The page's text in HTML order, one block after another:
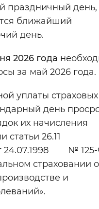
настройки
праздничный
ближайший
день.
2026 года
за май 2026 года.
уплаты страховых
день
их начисления
26.11
24.07.1998 №
страховании
и